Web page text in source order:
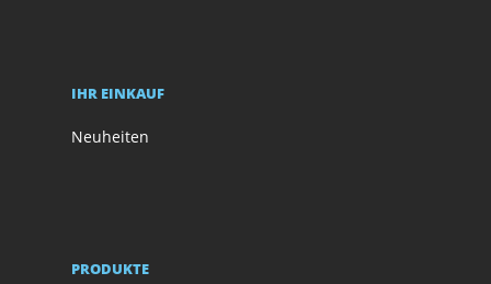
IHR EINKAUF
Neuheiten
PRODUKTE